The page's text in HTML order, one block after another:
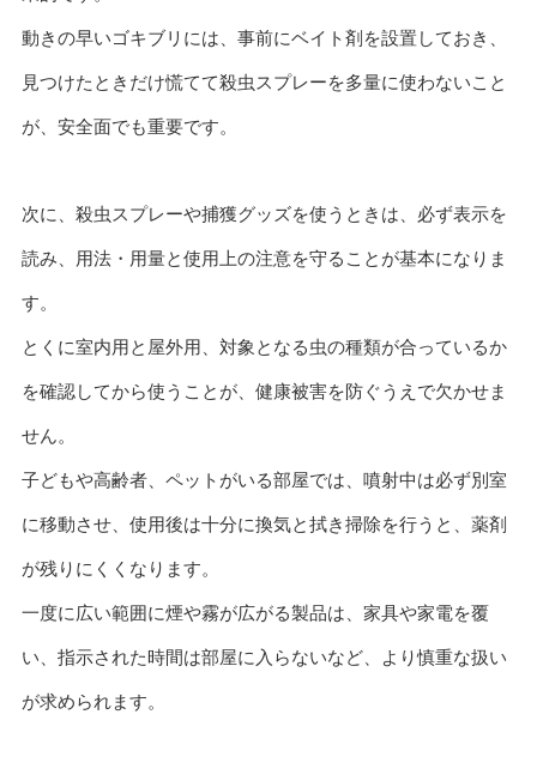
動きの早いゴキブリには、事前にベイト剤を設置しておき、
見つけたときだけ慌てて殺虫スプレーを多量に使わないこと
が、安全面でも重要です。
次に、殺虫スプレーや捕獲グッズを使うときは、必ず表示を
読み、用法・用量と使用上の注意を守ることが基本になりま
す。
とくに室内用と屋外用、対象となる虫の種類が合っているか
を確認してから使うことが、健康被害を防ぐうえで欠かせま
せん。
子どもや高齢者、ペットがいる部屋では、噴射中は必ず別室
に移動させ、使用後は十分に換気と拭き掃除を行うと、薬剤
が残りにくくなります。
一度に広い範囲に煙や霧が広がる製品は、家具や家電を覆
い、指示された時間は部屋に入らないなど、より慎重な扱い
が求められます。